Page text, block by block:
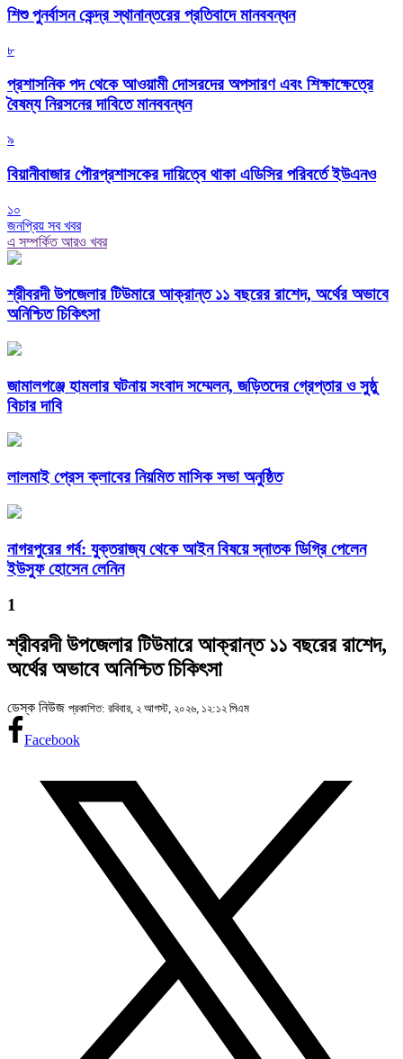
শিশু পুনর্বাসন কেন্দ্র স্থানান্তরের প্রতিবাদে মানববন্ধন
৮
প্রশাসনিক পদ থেকে আওয়ামী দোসরদের অপসারণ এবং শিক্ষাক্ষেত্রে
বৈষম্য নিরসনের দাবিতে মানববন্ধন
৯
বিয়ানীবাজার পৌরপ্রশাসকের দায়িত্বে থাকা এডিসির পরিবর্তে ইউএনও
১০
জনপ্রিয় সব খবর
এ সম্পর্কিত আরও খবর
শ্রীবরদী উপজেলার টিউমারে আক্রান্ত ১১ বছরের রাশেদ, অর্থের অভাবে
অনিশ্চিত চিকিৎসা
জামালগঞ্জে হামলার ঘটনায় সংবাদ সম্মেলন, জড়িতদের গ্রেপ্তার ও সুষ্ঠু
বিচার দাবি
লালমাই প্রেস ক্লাবের নিয়মিত মাসিক সভা অনুষ্ঠিত
নাগরপুরের গর্ব: যুক্তরাজ্য থেকে আইন বিষয়ে স্নাতক ডিগ্রি পেলেন
ইউসুফ হোসেন লেনিন
1
শ্রীবরদী উপজেলার টিউমারে আক্রান্ত ১১ বছরের রাশেদ,
অর্থের অভাবে অনিশ্চিত চিকিৎসা
ডেস্ক নিউজ প্রকাশিত: রবিবার, ২ আগস্ট, ২০২৬, ১২:১২ পিএম
Facebook